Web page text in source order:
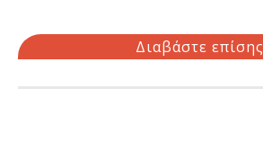
Διαβάστε επίσης